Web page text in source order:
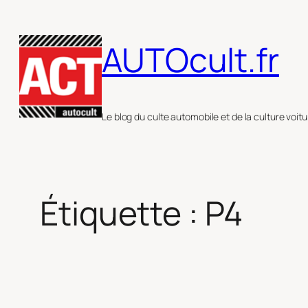
au
contenu
AUTOcult.fr
Le blog du culte automobile et de la culture
Étiquette : P4